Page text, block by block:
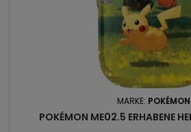
MARKE: POKÉMON
POKÉMON ME02.5 ERHABENE